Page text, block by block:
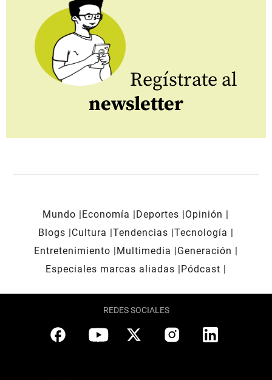
Regístrate al
newsletter
Mundo Economía Deportes
Opinión
Blogs
Cultura Tendencias Tecnología
Entretenimiento
Multimedia
Generación
Especiales marcas aliadas
Pódcast
REDES SOCIALES